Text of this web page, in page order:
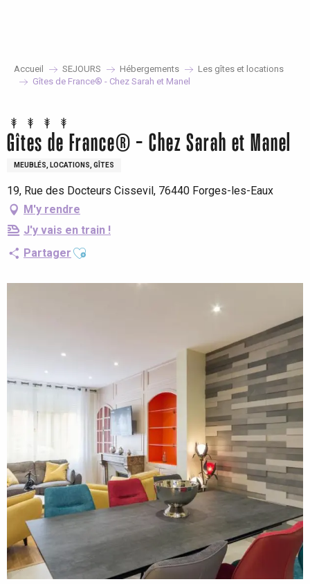
Accueil SEJOURS Hébergements
Les gîtes et locations
Gîtes de France® - Chez Sarah et Manel
Gîtes de France® - Chez Sarah et Manel
MEUBLÉS, LOCATIONS, GÎTES
19, Rue des Docteurs Cissevil, 76440 Forges-les-Eaux
M'y rendre
J'y vais en train !
Partager Ajouter aux favoris